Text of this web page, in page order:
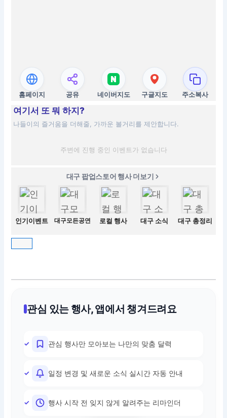
홈페이지 공유 네이버지도 구글지도 주소복사
여기서 또 뭐 하지?
나들이의 즐거움을 더해줄, 가까운 볼거리를 제안합니다.
주변에 진행 중인 이벤트가 없습니다
대구 팝업스토어 행사 더보기
인기이벤트 대구모든공연 로컬 행사 대구 소식 대구 총정리
관심 있는 행사, 앱에서 챙겨드려요
관심 행사만 모아보는 나만의 맞춤 달력
일정 변경 및 새로운 소식 실시간 자동 안내
행사 시작 전 잊지 않게 알려주는 리마인더